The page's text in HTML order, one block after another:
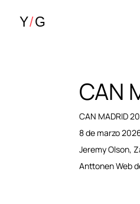
CAN
CAN MADRID
8 de marzo
Jeremy Olson,
Anttonen Web